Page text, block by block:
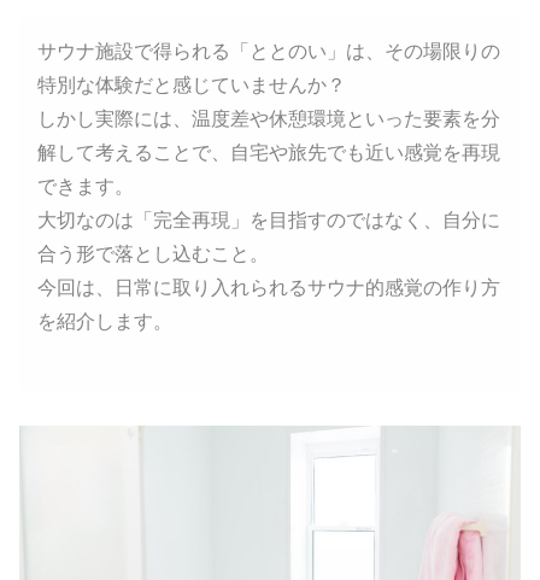
サウナ施設で得られる「ととのい」は、その場限りの
特別な体験だと感じていませんか？
しかし実際には、温度差や休憩環境といった要素を分
解して考えることで、自宅や旅先でも近い感覚を再現
できます。
大切なのは「完全再現」を目指すのではなく、自分に
合う形で落とし込むこと。
今回は、日常に取り入れられるサウナ的感覚の作り方
を紹介します。